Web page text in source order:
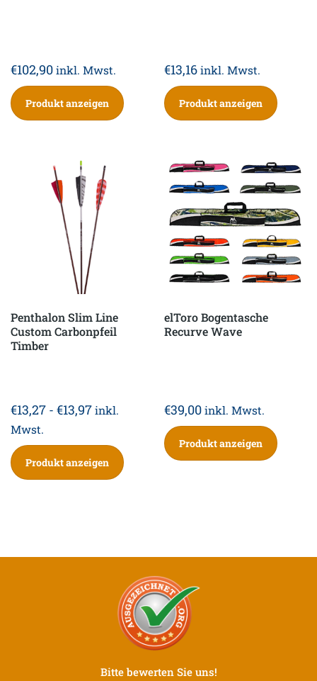
€102,90inkl. Mwst.
Produkt anzeigen
€13,16 inkl. Mwst.
Produkt anzeigen
Penthalon Slim Line
Custom Carbonpfeil
Timber
€13,27 - €13,97inkl.
Mwst.
Produkt anzeigen
elToro Bogentasche
Recurve Wave
€39,00 inkl. Mwst.
Produkt anzeigen
Bitte bewerten Sie uns!